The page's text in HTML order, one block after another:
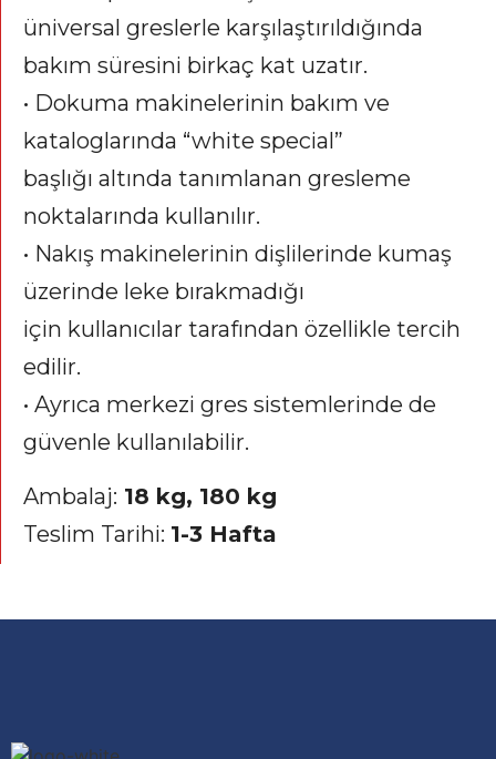
üniversal greslerle karşılaştırıldığında
bakım süresini birkaç kat uzatır.
• Dokuma makinelerinin bakım ve
kataloglarında “white special”
başlığı altında tanımlanan gresleme
noktalarında kullanılır.
• Nakış makinelerinin dişlilerinde kumaş
üzerinde leke bırakmadığı
için kullanıcılar tarafından özellikle tercih
edilir.
• Ayrıca merkezi gres sistemlerinde de
güvenle kullanılabilir.
Ambalaj: 18 kg, 180 kg
Teslim Tarihi: 1-3 Hafta